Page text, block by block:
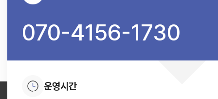
070-4156-1730
운영시간